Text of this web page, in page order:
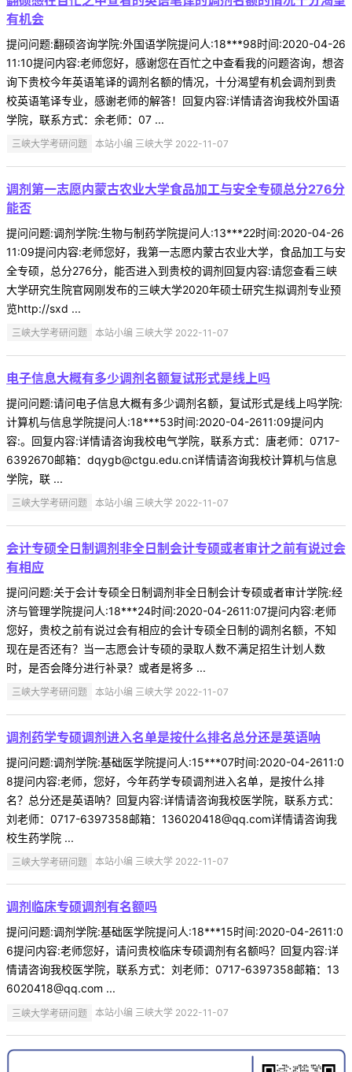
有机会
提问问题:翻硕咨询学院:外国语学院提问人:18***98时间:2020-04-26
11:10提问内容:老师您好，感谢您在百忙之中查看我的问题咨询，想咨
询下贵校今年英语笔译的调剂名额的情况，十分渴望有机会调剂到贵
校英语笔译专业，感谢老师的解答！回复内容:详情请咨询我校外国语
学院，联系方式：余老师：07 ...
三峡大学考研问题 本站小编 三峡大学 2022-11-07
调剂第一志愿内蒙古农业大学食品加工与安全专硕总分276分
能否
提问问题:调剂学院:生物与制药学院提问人:13***22时间:2020-04-26
11:09提问内容:老师您好，我第一志愿内蒙古农业大学，食品加工与安
全专硕，总分276分，能否进入到贵校的调剂回复内容:请您查看三峡
大学研究生院官网刚发布的三峡大学2020年硕士研究生拟调剂专业预
览http://sxd ...
三峡大学考研问题 本站小编 三峡大学 2022-11-07
电子信息大概有多少调剂名额复试形式是线上吗
提问问题:请问电子信息大概有多少调剂名额，复试形式是线上吗学院:
计算机与信息学院提问人:18***53时间:2020-04-2611:09提问内
容:。回复内容:详情请咨询我校电气学院，联系方式：唐老师：0717-
6392670邮箱：dqygb@ctgu.edu.cn详情请咨询我校计算机与信息
学院，联 ...
三峡大学考研问题 本站小编 三峡大学 2022-11-07
会计专硕全日制调剂非全日制会计专硕或者审计之前有说过会
有相应
提问问题:关于会计专硕全日制调剂非全日制会计专硕或者审计学院:经
济与管理学院提问人:18***24时间:2020-04-2611:07提问内容:老师
您好，贵校之前有说过会有相应的会计专硕全日制的调剂名额，不知
现在是否还有？当一志愿会计专硕的录取人数不满足招生计划人数
时，是否会降分进行补录？或者是将多 ...
三峡大学考研问题 本站小编 三峡大学 2022-11-07
调剂药学专硕调剂进入名单是按什么排名总分还是英语呐
提问问题:调剂学院:基础医学院提问人:15***07时间:2020-04-2611:0
8提问内容:老师，您好，今年药学专硕调剂进入名单，是按什么排
名？总分还是英语呐？回复内容:详情请咨询我校医学院，联系方式：
刘老师：0717-6397358邮箱：136020418@qq.com详情请咨询我
校生药学院 ...
三峡大学考研问题 本站小编 三峡大学 2022-11-07
调剂临床专硕调剂有名额吗
提问问题:调剂学院:基础医学院提问人:18***15时间:2020-04-2611:0
6提问内容:老师您好，请问贵校临床专硕调剂有名额吗？回复内容:详
情请咨询我校医学院，联系方式：刘老师：0717-6397358邮箱：13
6020418@qq.com ...
三峡大学考研问题 本站小编 三峡大学 2022-11-07